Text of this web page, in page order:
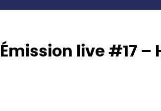
Émission live #17